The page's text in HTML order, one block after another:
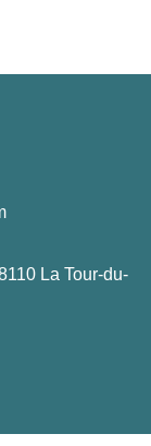
La Tour-du-